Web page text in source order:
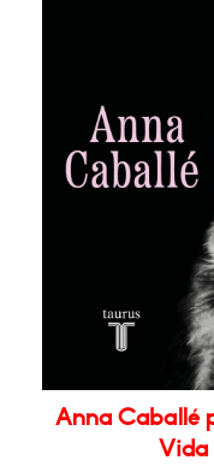
Anna Caballé
Vida